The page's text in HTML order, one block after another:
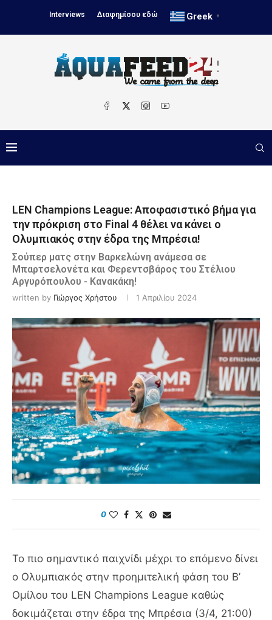
Interviews Διαφημίσου εδώ Greek ▼
LEN Champions League: Αποφασιστικό βήμα για
την πρόκριση στο Final 4 θέλει να κάνει ο
Ολυμπιακός στην έδρα της Μπρέσια!
Σούπερ ματς στην Βαρκελώνη ανάμεσα σε
Μπαρτσελονέτα και Φερεντσβάρος του Στέλιου
Αργυρόπουλου - Κανακάκη!
written by Γιώργος Χρήστου 1 Απριλίου 2024
0
Το πιο σημαντικό παιχνίδι μέχρι το επόμενο δίνει
ο Ολυμπιακός στην προημιτελική φάση του Β’
Ομίλου του LEN Champions League καθώς
δοκιμάζεται στην έδρα της Μπρέσια (3/4, 21:00)